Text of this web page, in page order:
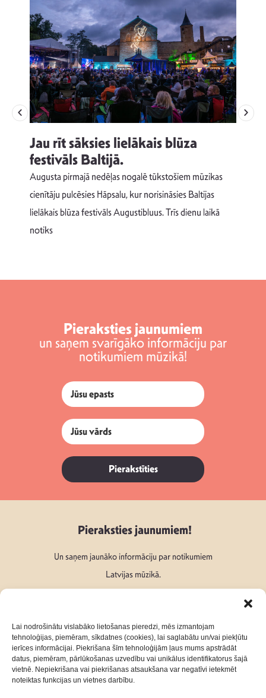
Lai nodrošinātu vislabāko lietošanas pieredzi, mēs izmantojam
tehnoloģijas, piemēram, sīkdatnes (cookies), lai saglabātu un/vai piekļūtu
ierīces informācijai. Piekrišana šīm tehnoloģijām ļaus mums apstrādāt
datus, piemēram, pārlūkošanas uzvedību vai unikālus identifikatorus šajā
vietnē. Nepiekrišana vai piekrišanas atsaukšana var negatīvi ietekmēt
noteiktas funkcijas un vietnes darbību.
Jau rīt sāksies lielākais blūza
festivāls Baltijā.
Augusta pirmajā nedēļas nogalē tūkstošiem mūzikas
cienītāju pulcēsies Hāpsalu, kur norisināsies Baltijas
lielākais blūza festivāls Augustibluus. Trīs dienu laikā
notiks
Pieraksties jaunumiem
un saņem svarīgāko informāciju par
notikumiem mūzikā!
Pierakstīties
Pieraksties jaunumiem!
Un saņem jaunāko informāciju par notikumiem
Latvijas mūzikā.
Seko mums: